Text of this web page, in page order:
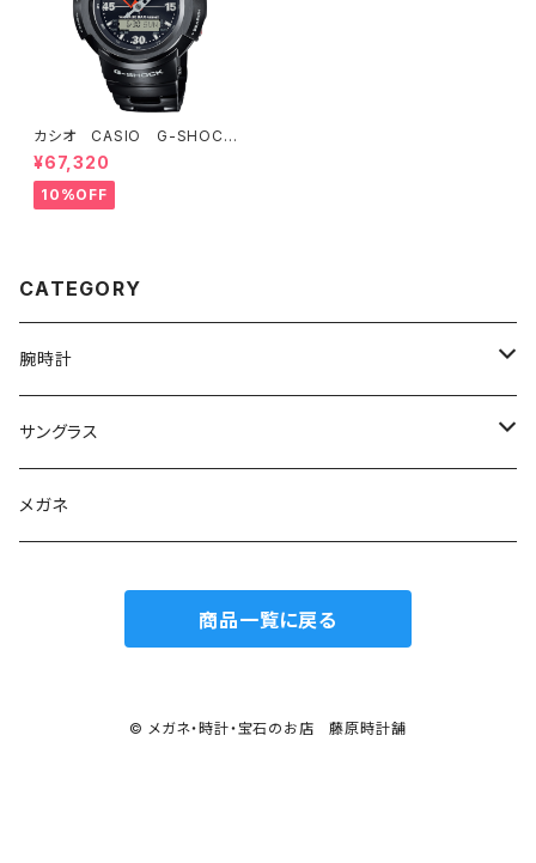
カシオ CASIO G-SHOCK
ジーショック FULL METAL
SERIES AWM-500-1AJF
¥67,320
10%OFF
CATEGORY
腕時計
グランドセイコー
Elegance collection
セイコー
サングラス
オークリー
メガネ
商品一覧に戻る
© メガネ・時計・宝石のお店 藤原時計舗